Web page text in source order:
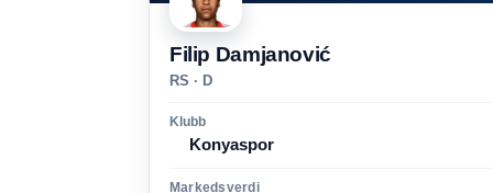
Filip Damjanović
RS · D
Klubb
Konyaspor
Markedsverdi